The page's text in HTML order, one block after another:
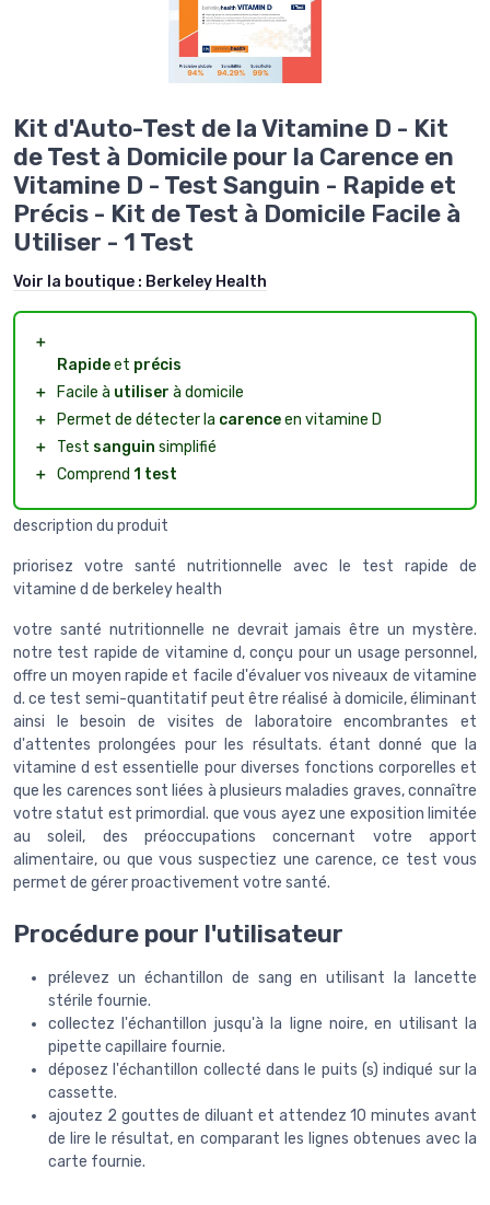
Kit d'Auto-Test de la Vitamine D - Kit
de Test à Domicile pour la Carence en
Vitamine D - Test Sanguin - Rapide et
Précis - Kit de Test à Domicile Facile à
Utiliser - 1 Test
Voir la boutique : Berkeley Health
＋
Rapideet précis
＋
Facile à utiliser à domicile
＋
Permet de détecter la carenceen vitamine D
＋
Test sanguin simplifié
＋ Comprend 1 test
description du produit
priorisez votre santé nutritionnelle avec le test rapide de
vitamine d de berkeley health
votre santé nutritionnelle ne devrait jamais être un mystère.
notre test rapide de vitamine d, conçu pour un usage personnel,
offre un moyen rapide et facile d'évaluer vos niveaux de vitamine
d. ce test semi-quantitatif peut être réalisé à domicile, éliminant
ainsi le besoin de visites de laboratoire encombrantes et
d'attentes prolongées pour les résultats. étant donné que la
vitamine d est essentielle pour diverses fonctions corporelles et
que les carences sont liées à plusieurs maladies graves, connaître
votre statut est primordial. que vous ayez une exposition limitée
au soleil, des préoccupations concernant votre apport
alimentaire, ou que vous suspectiez une carence, ce test vous
permet de gérer proactivement votre santé.
Procédure pour l'utilisateur
prélevez un échantillon de sang en utilisant la lancette
stérile fournie.
collectez l'échantillon jusqu'à la ligne noire, en utilisant la
pipette capillaire fournie.
déposez l'échantillon collecté dans le puits (s) indiqué sur la
cassette.
ajoutez 2 gouttes de diluant et attendez 10 minutes avant
de lire le résultat, en comparant les lignes obtenues avec la
carte fournie.